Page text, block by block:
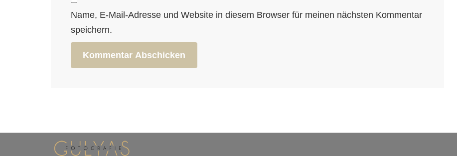
Name, E-Mail-Adresse und Website in diesem Browser für meinen nächsten Kommentar
speichern.